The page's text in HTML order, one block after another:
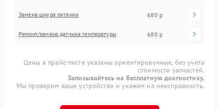
Замена шнура питания 680 р
Ремонт/замена датчика температуры 680 р
Цены в прайс-листе указаны ориентировочные, без учета
стоимости запчастей.
Записывайтесь на бесплатную диагностику.
Мы проверим ваше устройство и укажем на неисправность.